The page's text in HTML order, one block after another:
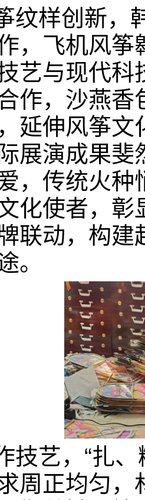
纹样创新，
，飞机风
艺与现代
作，沙燕
延伸风筝
展演成果斐
，传统火
化使者，
联动，构建
。
技艺，“扎
周正均匀，